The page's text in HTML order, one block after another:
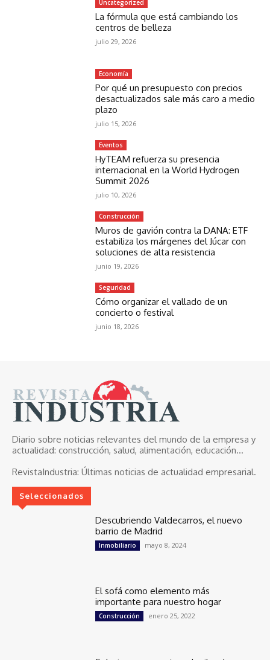
Uncategorized
La fórmula que está cambiando los
centros de belleza
julio 29, 2026
Economía
Por qué un presupuesto con precios
desactualizados sale más caro a medio
plazo
julio 15, 2026
Eventos
HyTEAM refuerza su presencia
internacional en la World Hydrogen
Summit 2026
julio 10, 2026
Construcción
Muros de gavión contra la DANA: ETF
estabiliza los márgenes del Júcar con
soluciones de alta resistencia
junio 19, 2026
Seguridad
Cómo organizar el vallado de un
concierto o festival
junio 18, 2026
Diario sobre noticias relevantes del mundo de la empresa y
actualidad: construcción, salud, alimentación, educación...
RevistaIndustria: Últimas noticias de actualidad empresarial.
Seleccionados
Descubriendo Valdecarros, el nuevo
barrio de Madrid
Inmobiliario mayo 8, 2024
El sofá como elemento más
importante para nuestro hogar
Construcción enero 25, 2022